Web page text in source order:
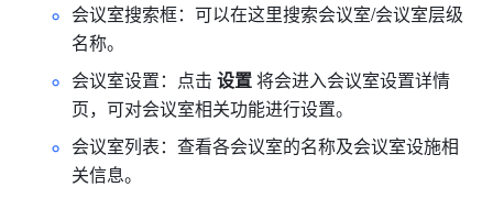
会议室搜索框：可以在这里搜索会议室/会议室层级
名称。
会议室设置：点击 设置 将会进入会议室设置详情
页，可对会议室相关功能进行设置。
会议室列表：查看各会议室的名称及会议室设施相
关信息。